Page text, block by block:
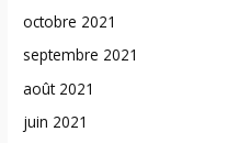
octobre 2021
septembre 2021
août 2021
juin 2021